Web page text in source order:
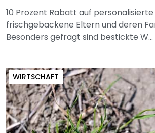
10 Prozent Rabatt auf
frischgebackene Eltern und deren
Besonders gefragt sind bestickte W...
WIRTSCHAFT